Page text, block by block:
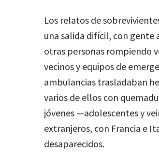
Los relatos de
una salida difícil, con gente
otras personas rompiendo
vecinos y equipos de
ambulancias trasladaban
varios de ellos con
jóvenes —adolescentes y
extranjeros, con Francia e
desaparecidos.